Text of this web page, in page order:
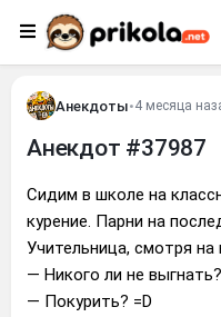
Перейти к контенту
Анекдоты•4 месяца
Анекдот #37987
Сидим в школе на
курение. Парни на
Учительница, смотря на
— Никого ли не выгнать?
— Покурить? =D